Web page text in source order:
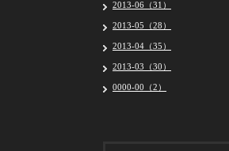
2013-06（31）
2013-05（28）
2013-04（35）
2013-03（30）
0000-00（2）